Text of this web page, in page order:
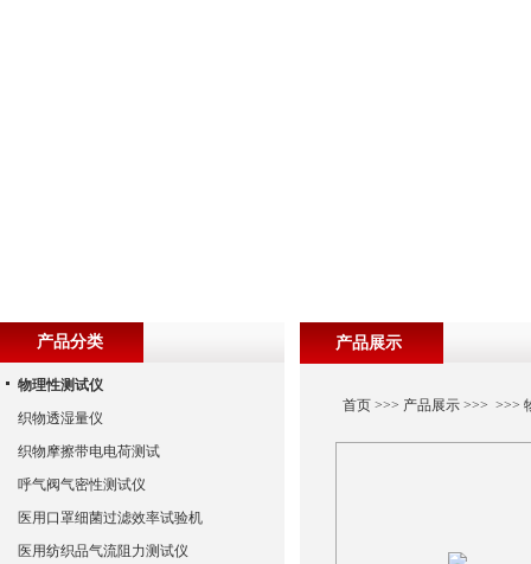
产品展示
首页>>> 产品展示>>> >>>
产品分类
物理性测试仪
织物透湿量仪
织物摩擦带电电荷测试
呼气阀气密性测试仪
医用口罩细菌过滤效率试验机
医用纺织品气流阻力测试仪